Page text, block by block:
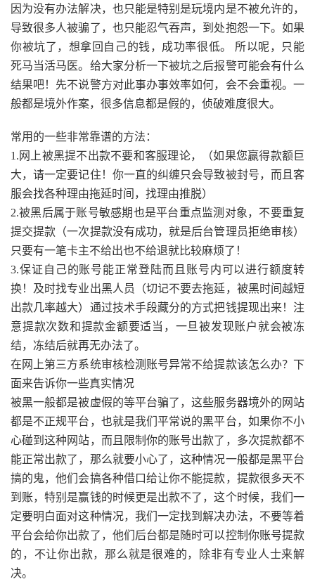
因为没有办法解决，也只能是特别是玩境内是不被允许的，
导致很多人被骗了，也只能忍气吞声，到处抱怨一下。如果
你被坑了，想拿回自己的钱，成功率很低。 所以呢，只能
死马当活马医。给大家分析一下被坑之后报警可能会有什么
结果吧！先不说警方对此事办事效率如何，会不会重视。一
般都是境外作案，很多信息都是假的，侦破难度很大。
常用的一些非常靠谱的方法：
1.网上被黑提不出款不要和客服理论，（如果您赢得款额巨
大，请一定要记住！你一直的纠缠只会导致被封号，而且客
服会找各种理由拖延时间，找理由推脱）
2.被黑后属于账号敏感期也是平台重点监测对象，不要重复
提交提款（一次提款没有成功，就是后台管理员拒绝审核）
只要有一笔卡主不给出也不给退就比较麻烦了！
3.保证自己的账号能正常登陆而且账号内可以进行额度转
换！及时找专业出黑人员（切记不要去拖延，被黑时间越短
出款几率越大）通过技术手段藏分的方式把钱提现出来！注
意提款次数和提款金额要适当，一旦被发现账户就会被冻
结，冻结后就再无办法了。
在网上第三方系统审核检测账号异常不给提款该怎么办？下
面来告诉你一些真实情况
被黑一般都是被虚假的等平台骗了，这些服务器境外的网站
都是不正规平台，也就是我们平常说的黑平台，如果你不小
心碰到这种网站，而且限制你的账号出款了，多次提款都不
能正常出款了，那么就要小心了，这种情况一般都是黑平台
搞的鬼，他们会搞各种借口给让你不能提款，提款很多天不
到账，特别是赢钱的时候更是出款不了，这个时候，我们一
定要明白面对这种情况，我们一定找到解决办法，不要等着
平台会给你出款了，他们后台都是随时可以控制你账号提款
的，不让你出款，那么就是很难的，除非有专业人士来解
决。